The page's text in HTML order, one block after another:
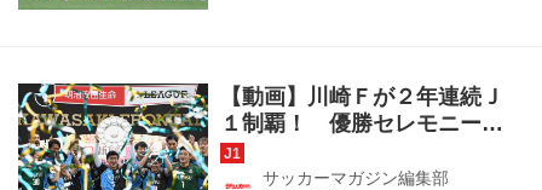
【動画】川崎Ｆが２年連続Ｊ
１制覇！ 優勝セレモニーで
喜び爆発！（J1第32節・Ｃ大
阪２－１川崎Ｆ）
サッカーマガジン編集部